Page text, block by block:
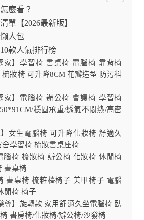
麼看？
單【2026最新版】
人包
款人氣排行榜
家】學習椅 書桌椅 電腦椅 靠背椅
梳妝椅 可升降8CM 花瓣造型 防污科
家】電腦椅 辦公椅 會議椅 學習椅
穩固承重/透氣不悶熱/高密
】女生電腦椅 可升降化妝椅 舒適久
學習椅 梳妝書桌座椅
腦椅 梳妝椅 辦公椅 化妝椅 休閒椅
書桌椅
書桌椅 梳粧檯椅子 美甲椅子 電腦
閒椅 椅子
尊】旋轉款 家用舒適久坐電腦椅 臥
書房椅/化妝椅/辦公椅/沙發椅